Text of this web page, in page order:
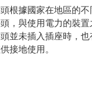
根據國家在地區的
，與使用電力的裝
並未插入插座時，
接地使用。